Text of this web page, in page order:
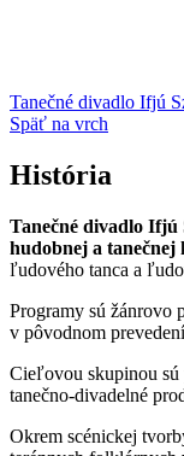
Tanečné divadlo Ifjú
Späť na vrch
História
Tanečné divadlo Ifjú
hudobnej a
ľudového tanca a
Programy sú žánrovo
v pôvodnom
Cieľovou skupinou sú
tanečno-divadelné
Okrem scénickej